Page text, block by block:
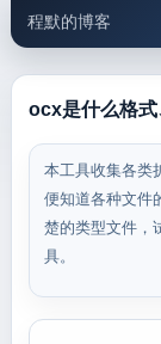
程默的博客
邮件工具
ocx是什么格
本工具收集各类
便知道各种文件
楚的类型文件，
具。